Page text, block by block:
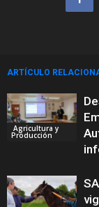
ARTÍCULO
Agricultura y
Producción